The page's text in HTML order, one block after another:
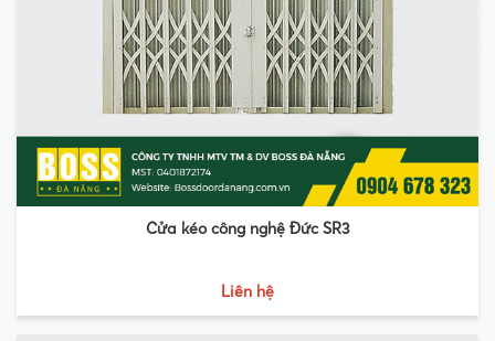
Cửa kéo công nghệ Đức SR3
Liên hệ